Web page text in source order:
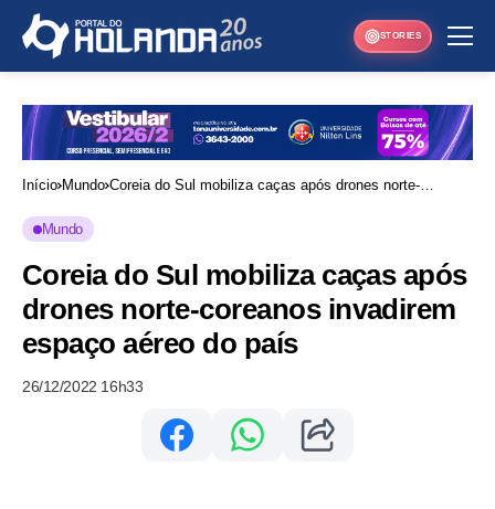
STORIES
Início Mundo Coreia do Sul mobiliza caças após drones norte-
Mundo
Coreia do Sul mobiliza caças após
drones norte-coreanos invadirem
espaço aéreo do país
26/12/2022 16h33